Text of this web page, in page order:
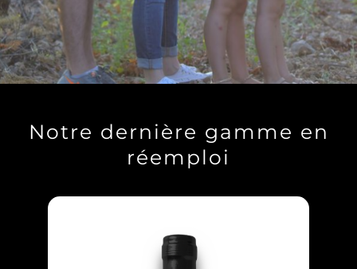
Notre dernière gamme en
réemploi